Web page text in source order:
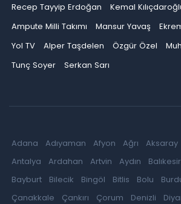
Recep Tayyip Erdoğan Kemal
Ampute Milli Takımı
Mansur Yavaş
Yol TV
Alper Taşdelen Özgür Özel
Tunç Soyer
Serkan Sarı
Adana Adıyaman Afyon Ağrı Aksaray
Antalya
Ardahan Artvin Aydın Balıkesir
Bayburt
Bilecik Bingöl Bitlis Bolu
Çanakkale
Çankırı Çorum Denizli